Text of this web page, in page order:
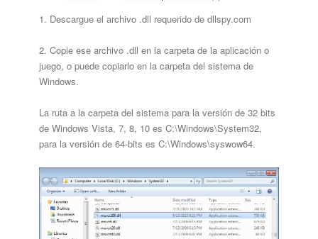
1. Descargue el archivo .dll requerido de dllspy.com
2. Copie ese archivo .dll en la carpeta de la aplicación o
juego, o puede copiarlo en la carpeta del sistema de
Windows.
La ruta a la carpeta del sistema para la versión de 32 bits
de Windows Vista, 7, 8, 10 es C:\Windows\System32,
para la versión de 64-bits es C:\Windows\syswow64.